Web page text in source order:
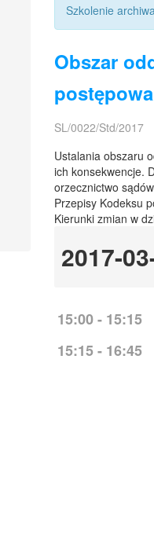
Szkolenie
Obszar
SL/0022/Std/2017
Ustalania obszaru
ich konsekwencje.
orzecznictwo
Przepisy Kodeksu
Kierunki zmian w
2017-
15:00 - 15:15
15:15 - 16:45